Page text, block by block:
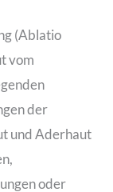
(Ablatio
vom
der
und Aderhaut
oder